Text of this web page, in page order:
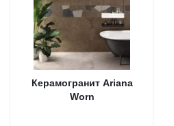
Керамогранит Ariana
Worn